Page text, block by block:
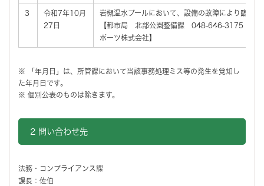
3
令和7年10月
27日
岩槻温水プールにおいて、設備の故障により臨時休
【都市局 北部公園整備課 048-646-3175 指定
ポーツ株式会社】
※ 「年月日」は、所管課において当該事務処理ミス等の発生を覚知し
た年月日です。
※ 個別公表のものは除きます。
2 問い合わせ先
法務・コンプライアンス課
課長：佐伯